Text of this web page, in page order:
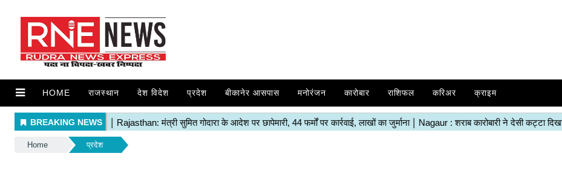
HOME राजस्थान देश विदेश प्रदेश बीकानेर आसपास मनोरंजन कारोबार राशिफल करिअर क्राइम
Home प्रदेश